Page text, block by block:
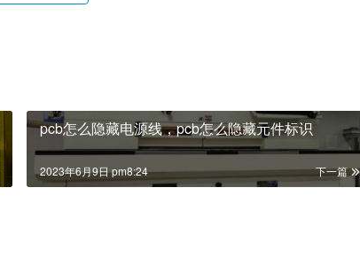
pcb怎么隐藏电源线，pcb怎么隐藏元件标识
下一篇
2023年6月9日 pm8:24